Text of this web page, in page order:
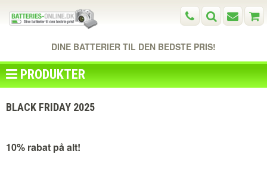
DINE BATTERIER TIL DEN BEDSTE PRIS!
PRODUKTER
BLACK FRIDAY 2025
10% rabat på alt!